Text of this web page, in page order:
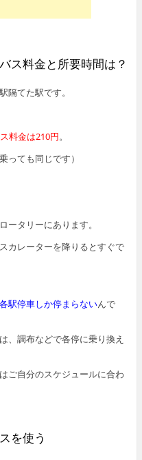
ス料金と所要時間は？
隔てた駅です。
料金は210円。
っても同じです）
ータリーにあります。
カレーターを降りるとすぐで
駅停車しか停まらないんで
、調布などで各停に乗り換え
ご自分のスケジュールに合わ
を使う